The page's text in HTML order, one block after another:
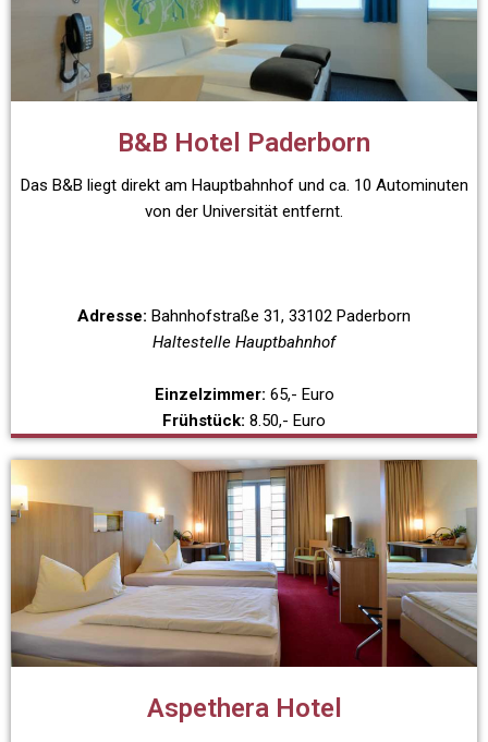
B&B Hotel Paderborn
Das B&B liegt direkt am Hauptbahnhof und ca. 10 Autominuten
von der Universität entfernt.
Adresse: Bahnhofstraße 31, 33102 Paderborn
Haltestelle Hauptbahnhof
Einzelzimmer: 65,- Euro
Frühstück: 8.50,- Euro
Aspethera Hotel